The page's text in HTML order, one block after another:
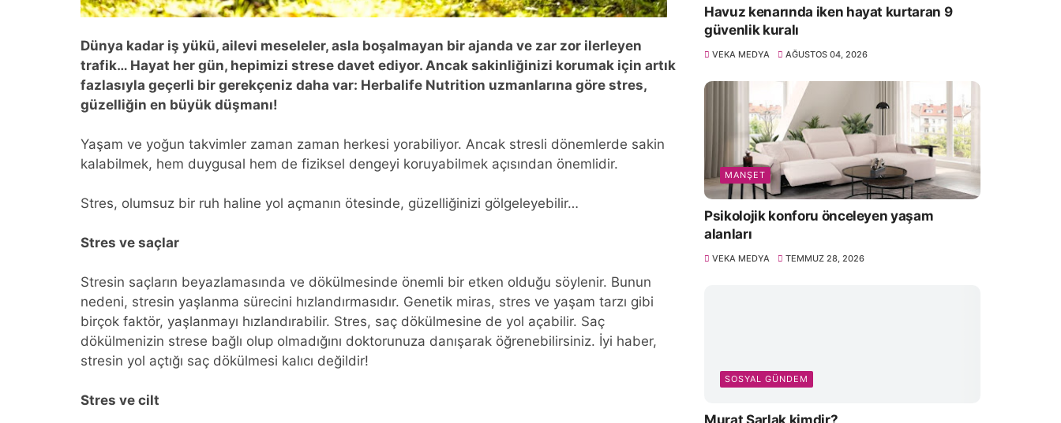
Dünya kadar iş yükü, ailevi meseleler, asla boşalmayan bir ajanda ve zar zor ilerleyen
trafik… Hayat her gün, hepimizi strese davet ediyor. Ancak sakinliğinizi korumak için artık
fazlasıyla geçerli bir gerekçeniz daha var: Herbalife Nutrition uzmanlarına göre stres,
güzelliğin en büyük düşmanı!
Yaşam ve yoğun takvimler zaman zaman herkesi yorabiliyor. Ancak stresli dönemlerde sakin
kalabilmek, hem duygusal hem de fiziksel dengeyi koruyabilmek açısından önemlidir.
Stres, olumsuz bir ruh haline yol açmanın ötesinde, güzelliğinizi gölgeleyebilir…
Stres ve saçlar
Stresin saçların beyazlamasında ve dökülmesinde önemli bir etken olduğu söylenir. Bunun
nedeni, stresin yaşlanma sürecini hızlandırmasıdır. Genetik miras, stres ve yaşam tarzı gibi
birçok faktör, yaşlanmayı hızlandırabilir. Stres, saç dökülmesine de yol açabilir. Saç
dökülmenizin strese bağlı olup olmadığını doktorunuza danışarak öğrenebilirsiniz. İyi haber,
stresin yol açtığı saç dökülmesi kalıcı değildir!
Stres ve cilt
Havuz kenarında iken hayat kurtaran 9
güvenlik kuralı
VEKA MEDYA AĞUSTOS 04, 2026
MANŞET
Psikolojik konforu önceleyen yaşam
alanları
VEKA MEDYA TEMMUZ 28, 2026
SOSYAL GÜNDEM
Murat Şarlak kimdir?